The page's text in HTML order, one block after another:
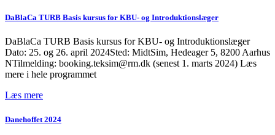
DaBlaCa TURB Basis kursus for KBU- og Introduktionslæger
DaBlaCa TURB Basis kursus for KBU- og Introduktionslæger
Dato: 25. og 26. april 2024Sted: MidtSim, Hedeager 5, 8200 Aarhus
NTilmelding: booking.teksim@rm.dk (senest 1. marts 2024) Læs
mere i hele programmet
Læs mere
Danehoffet 2024